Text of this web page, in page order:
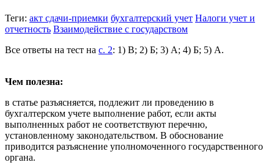
Теги: акт сдачи-приемки бухгалтерский учет Налоги учет и
отчетность Взаимодействие с государством
Все ответы на тест на с. 2: 1) В; 2) Б; 3) А; 4) Б; 5) А.
Чем полезна:
в статье разъясняется, подлежит ли проведению в
бухгалтерском учете выполнение работ, если акты
выполненных работ не соответствуют перечню,
установленному законодательством. В обоснование
приводится разъяснение уполномоченного государственного
органа.